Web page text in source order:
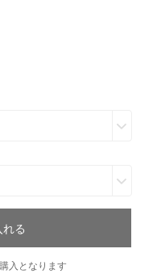
る
入となります